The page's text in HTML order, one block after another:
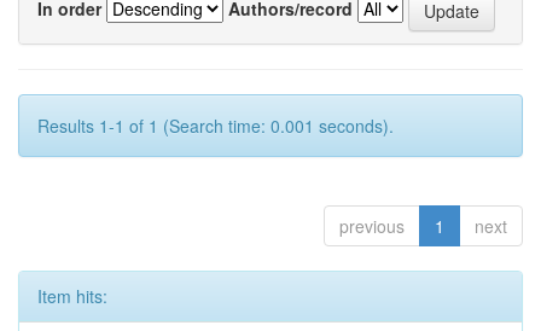
In order Authors/record
Results 1-1 of 1 (Search time: 0.001 seconds).
previous 1 next
Item hits: